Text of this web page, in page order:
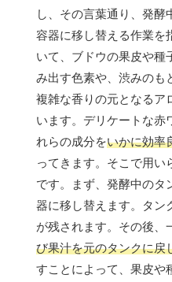
し、その言葉通り、発
容器に移し替える作業を
いて、ブドウの果皮や種
み出す色素や、渋みのも
複雑な香りの元となるア
います。デリケートな赤
れらの成分をいかに効率
ってきます。そこで用い
です。まず、発酵中のタ
器に移し替えます。タン
が残されます。その後、
び果汁を元のタンクに戻
すことによって、果皮や